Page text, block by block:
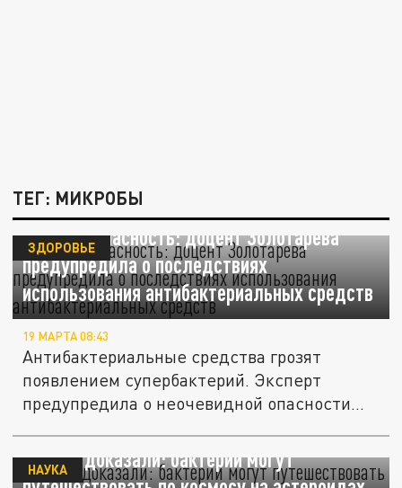
ТЕГ: МИКРОБЫ
Скрытая опасность: доцент Золотарева
предупредила о последствиях
использования антибактериальных средств
ЗДОРОВЬЕ
19 МАРТА 08:43
Антибактериальные средства грозят
появлением супербактерий. Эксперт
предупредила о неочевидной опасности...
Ученые доказали: бактерии могут
НАУКА